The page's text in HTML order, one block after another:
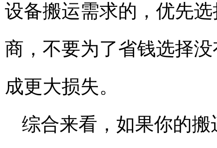
设备搬运需求的，优先
商，不要为了省钱选择
成更大损失。
综合来看，如果你的